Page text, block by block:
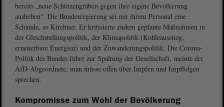
bereits „neue Schützengräben gegen ihre eigene Bevölkerung
ausheben“. Die Bundesregierung sei mit ihrem Personal eine
Schande, so Kirchner. Er kritisierte zudem geplante Maßnahmen in
der Gleichstellungspolitik, der Klimapolitik (Kohleausstieg,
erneuerbare Energien) und der Zuwanderungspolitik. Die Corona-
Politik des Bundes führe zur Spaltung der Gesellschaft, meinte der
AfD-Abgeordnete, man müsse offen über Impfen und Impffolgen
sprechen.
Kompromisse zum Wohl der Bevölkerung